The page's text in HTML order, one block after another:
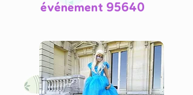
événement 95640